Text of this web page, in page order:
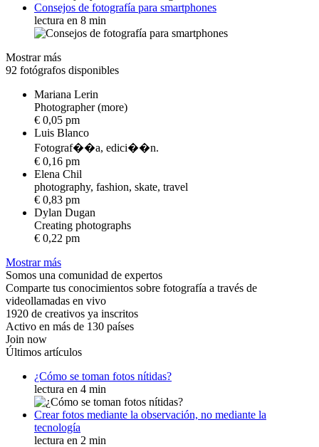
Consejos de fotografía para smartphones
lectura en 8 min
Mostrar más
92 fotógrafos disponibles
Mariana Lerin
Photographer (more)
€ 0,05 pm
Luis Blanco
Fotograf��a, edici��n.
€ 0,16 pm
Elena Chil
photography, fashion, skate, travel
€ 0,83 pm
Dylan Dugan
Creating photographs
€ 0,22 pm
Mostrar más
Somos una comunidad de expertos
Comparte tus conocimientos sobre fotografía a través de
videollamadas en vivo
1920 de creativos ya inscritos
Activo en más de 130 países
Join now
Últimos artículos
¿Cómo se toman fotos nítidas?
lectura en 4 min
Crear fotos mediante la observación, no mediante la
tecnología
lectura en 2 min